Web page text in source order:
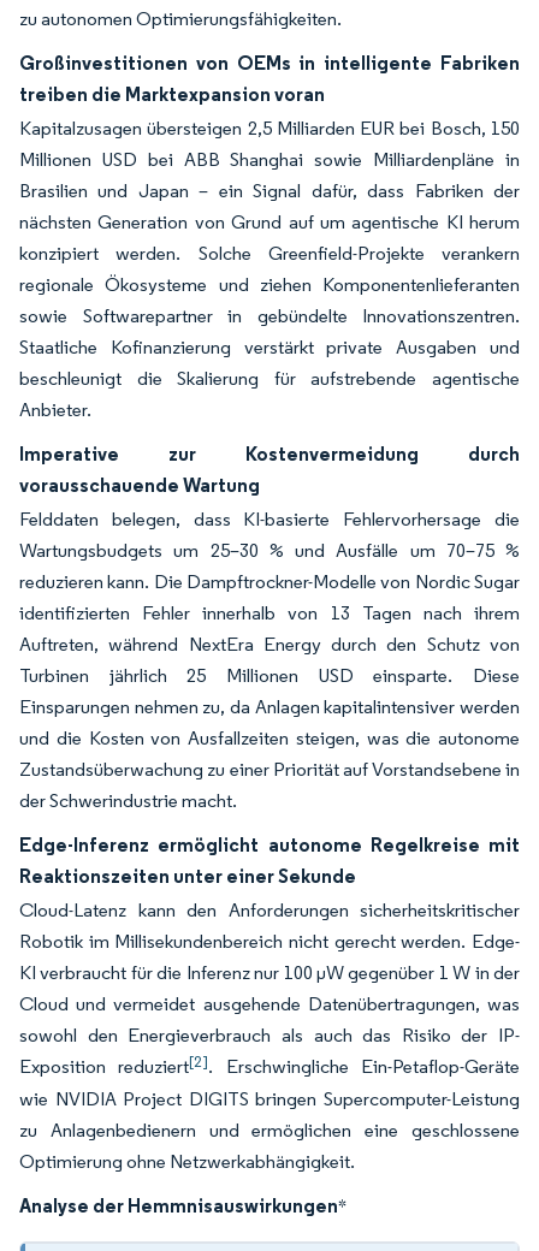
zu autonomen Optimierungsfähigkeiten.
Großinvestitionen von OEMs in intelligente Fabriken
treiben die Marktexpansion voran
Kapitalzusagen übersteigen 2,5 Milliarden EUR bei Bosch, 150
Millionen USD bei ABB Shanghai sowie Milliardenpläne in
Brasilien und Japan – ein Signal dafür, dass Fabriken der
nächsten Generation von Grund auf um agentische KI herum
konzipiert werden. Solche Greenfield-Projekte verankern
regionale Ökosysteme und ziehen Komponentenlieferanten
sowie Softwarepartner in gebündelte Innovationszentren.
Staatliche Kofinanzierung verstärkt private Ausgaben und
beschleunigt die Skalierung für aufstrebende agentische
Anbieter.
Imperative zur Kostenvermeidung durch
vorausschauende Wartung
Felddaten belegen, dass KI-basierte Fehlervorhersage die
Wartungsbudgets um 25–30 % und Ausfälle um 70–75 %
reduzieren kann. Die Dampftrockner-Modelle von Nordic Sugar
identifizierten Fehler innerhalb von 13 Tagen nach ihrem
Auftreten, während NextEra Energy durch den Schutz von
Turbinen jährlich 25 Millionen USD einsparte. Diese
Einsparungen nehmen zu, da Anlagen kapitalintensiver werden
und die Kosten von Ausfallzeiten steigen, was die autonome
Zustandsüberwachung zu einer Priorität auf Vorstandsebene in
der Schwerindustrie macht.
Edge-Inferenz ermöglicht autonome Regelkreise mit
Reaktionszeiten unter einer Sekunde
Cloud-Latenz kann den Anforderungen sicherheitskritischer
Robotik im Millisekundenbereich nicht gerecht werden. Edge-
KI verbraucht für die Inferenz nur 100 µW gegenüber 1 W in der
Cloud und vermeidet ausgehende Datenübertragungen, was
sowohl den Energieverbrauch als auch das Risiko der IP-
Exposition reduziert[2]. Erschwingliche Ein-Petaflop-Geräte
wie NVIDIA Project DIGITS bringen Supercomputer-Leistung
zu Anlagenbedienern und ermöglichen eine geschlossene
Optimierung ohne Netzwerkabhängigkeit.
Analyse der Hemmnisauswirkungen*